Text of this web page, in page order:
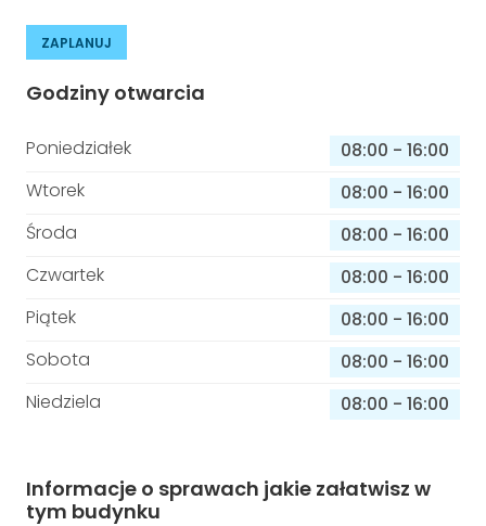
ZAPLANUJ
Godziny otwarcia
Poniedziałek 08:00 - 16:00
Wtorek
08:00 - 16:00
Środa
08:00 - 16:00
Czwartek
08:00 - 16:00
Piątek
08:00 - 16:00
Sobota
08:00 - 16:00
Niedziela
08:00 - 16:00
Informacje o sprawach jakie załatwisz w
tym budynku